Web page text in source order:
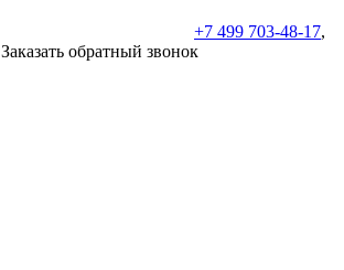
+7 499 703-48-17,
Заказать обратный звонок